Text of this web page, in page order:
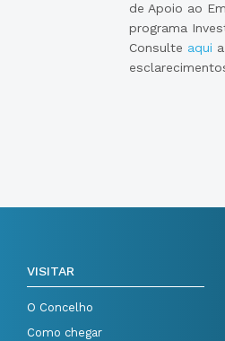
de Apoio ao
programa
Consulte aqui
VISITAR
O Concelho
Como chegar